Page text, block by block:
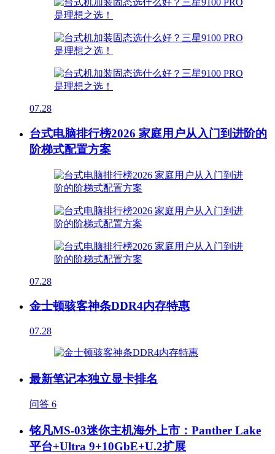
07.28
台式电脑排行榜2026 家庭用户从入门到进阶的
阶梯式配置方案
07.28
金士顿骇客神条DDR4内存特惠
07.28
最新笔记本独立显卡排名
问答 6
铭凡MS-03迷你主机海外上市：Panther Lake
平台+Ultra 9+10GbE+U.2扩展